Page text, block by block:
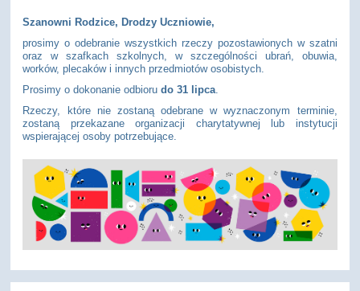
Szanowni Rodzice, Drodzy Uczniowie,
prosimy o odebranie wszystkich rzeczy pozostawionych w szatni
oraz w szafkach szkolnych, w szczególności ubrań, obuwia,
worków, plecaków i innych przedmiotów osobistych.
Prosimy o dokonanie odbiorudo 31 lipca.
Rzeczy, które nie zostaną odebrane w wyznaczonym terminie,
zostaną przekazane organizacji charytatywnej lub instytucji
wspierającej osoby potrzebujące.